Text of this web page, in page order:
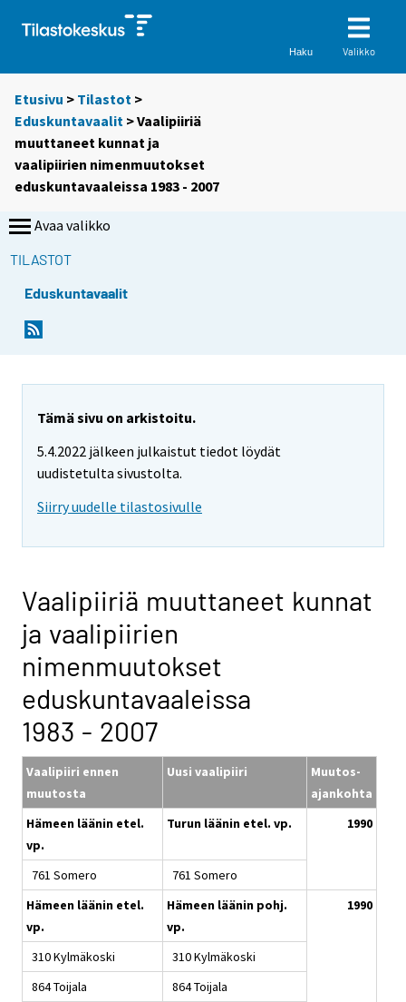
Haku Valikko
Etusivu > Tilastot >
Eduskuntavaalit > Vaalipiiriä
muuttaneet kunnat ja
vaalipiirien nimenmuutokset
eduskuntavaaleissa 1983 - 2007
Avaa valikko
TILASTOT
Eduskuntavaalit
Tämä sivu on arkistoitu.
5.4.2022 jälkeen julkaistut tiedot löydät
uudistetulta sivustolta.
Siirry uudelle tilastosivulle
Vaalipiiriä muuttaneet kunnat
ja vaalipiirien
nimenmuutokset
eduskuntavaaleissa
1983 - 2007
Vaalipiiri ennen
muutosta
Uusi vaalipiiri
Muutos-
ajankohta
Hämeen läänin etel.
vp.
Turun läänin etel. vp. 1990
761 Somero
761 Somero
Hämeen läänin etel.
vp.
Hämeen läänin pohj.
vp.
1990
310 Kylmäkoski
310 Kylmäkoski
864 Toijala
864 Toijala